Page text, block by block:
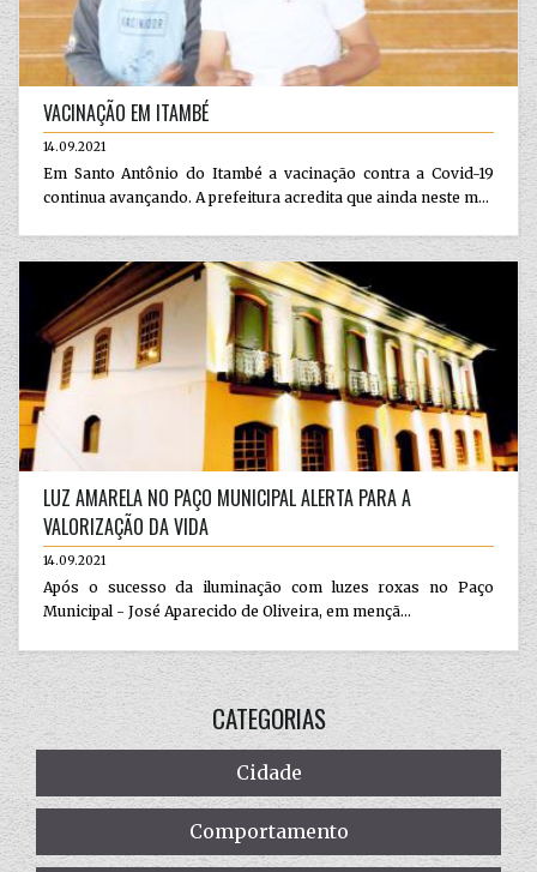
VACINAÇÃO EM ITAMBÉ
14.09.2021
Em Santo Antônio do Itambé a vacinação contra a Covid-19
continua avançando. A prefeitura acredita que ainda neste m...
LUZ AMARELA NO PAÇO MUNICIPAL ALERTA PARA A
VALORIZAÇÃO DA VIDA
14.09.2021
Após o sucesso da iluminação com luzes roxas no Paço
Municipal - José Aparecido de Oliveira, em mençã...
CATEGORIAS
Cidade
Comportamento